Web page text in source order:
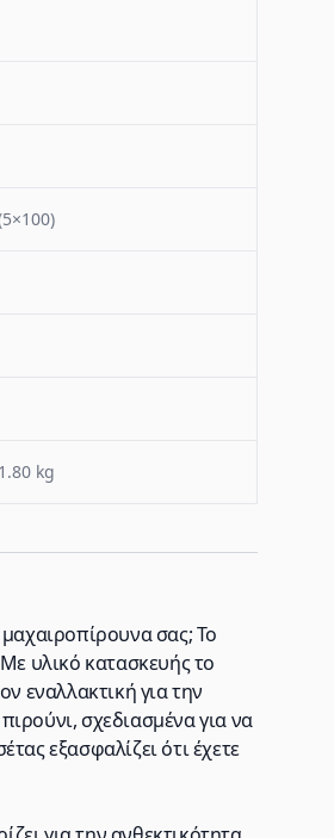
kg
σας; Το
υλικό κατασκευής το
εναλλακτική για την
σχεδιασμένα για να
εξασφαλίζει ότι έχετε